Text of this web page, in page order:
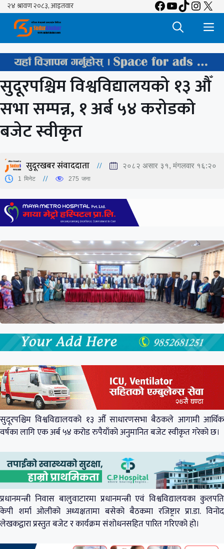
Skip
content
Facebook
YouTube
TikTok
X
सुदूरपश्चिम विश्वविद्यालयको १३ औँ
सभा सम्पन्न, १ अर्ब ५४ करोडको
बजेट स्वीकृत
सुदूरखबर संवाददाता २०८२ असार ३१, मंगलवार १६:२०
1 मिनेट 275 जना
सुदूरपश्चिम विश्वविद्यालयको १३ औँ साधारणसभा बैठकले आगामी आर्थिक
वर्षका लागि एक अर्ब ५४ करोड रुपैयाँको अनुमानित बजेट स्वीकृत गरेको छ।
प्रधानमन्त्री निवास बालुवाटारमा प्रधानमन्त्री एवं विश्वविद्यालयका कुलपति
केपी शर्मा ओलीको अध्यक्षतामा बसेको बैठकमा रजिष्ट्रार प्रा.डा. विनोद
लेखकद्वारा प्रस्तुत बजेट र कार्यक्रम संशोधनसहित पारित गरिएको हो।